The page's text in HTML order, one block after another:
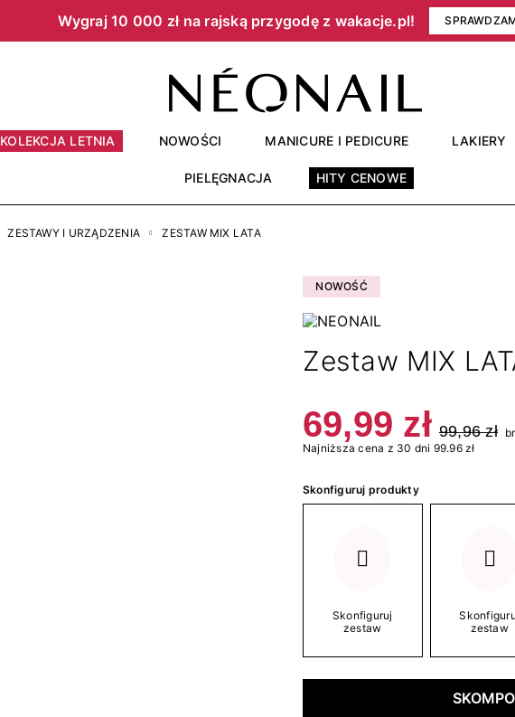
Wygraj 10 000 zł na rajską przygodę z wakacje.pl!​
KOLEKCJA LETNIA NOWOŚCI MANICURE I PEDICURE LAKIERY
PIELĘGNACJA HITY CENOWE
ZESTAWY I URZĄDZENIA ZESTAW MIX LATA
NOWOŚĆ
Zestaw MIX
69,99 zł 99,96 zł
Najniższa cena z 30 dni 99.96 zł
Skonfiguruj produkty
Skonfiguruj
zestaw
zestaw